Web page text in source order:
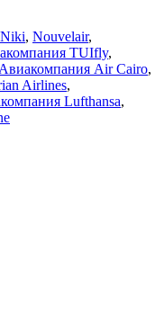
, Nouvelair,
TUIfly,
Авиакомпания Air Cairo,
Airlines,
Lufthansa,